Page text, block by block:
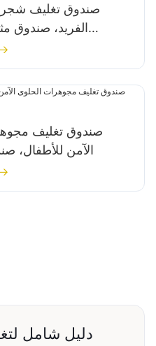
صندوق تغليف شجرة
الفريد، صندوق
صندوق تغليف
الآمن للأطفال،
دليل شامل